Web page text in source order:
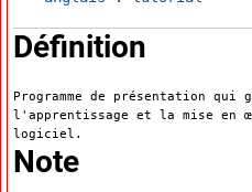
Définition
Programme de présentation
l'apprentissage et la mise en
logiciel.
Note: